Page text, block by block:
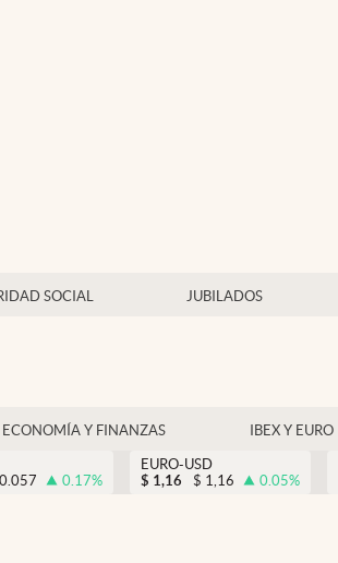
SOCIAL JUBILADOS
ECONOMÍA Y FINANZAS IBEX Y EURO
0.17%
EURO-USD
$ 1,16 $ 1,16 0.05%